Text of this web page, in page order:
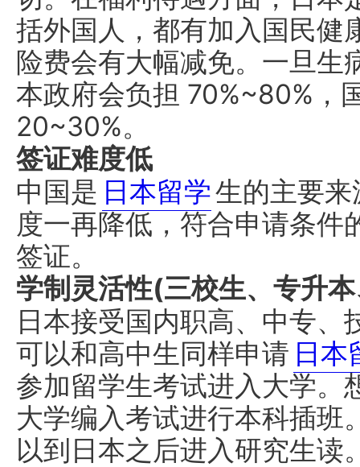
括外国人，都有加入国民健
险费会有大幅减免。一旦生
本政府会负担 70%~80%，
20~30%。
签证难度低
中国是 日本留学生的主要
度一再降低，符合申请条件
签证。
学制灵活性(三校生、专升
日本接受国内职高、中专、
可以和高中生同样申请 日本
参加留学生考试进入大学。
大学编入考试进行本科插班
以到日本之后进入研究生读